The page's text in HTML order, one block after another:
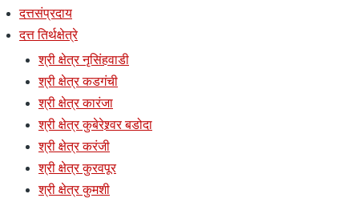
दत्तसंप्रदाय
दत्त तिर्थक्षेत्रे
श्री क्षेत्र नृसिंहवाडी
श्री क्षेत्र कडगंची
श्री क्षेत्र कारंजा
श्री क्षेत्र कुबेरेश्र्वर बडोदा
श्री क्षेत्र करंजी
श्री क्षेत्र कुरवपूर
श्री क्षेत्र कुमशी